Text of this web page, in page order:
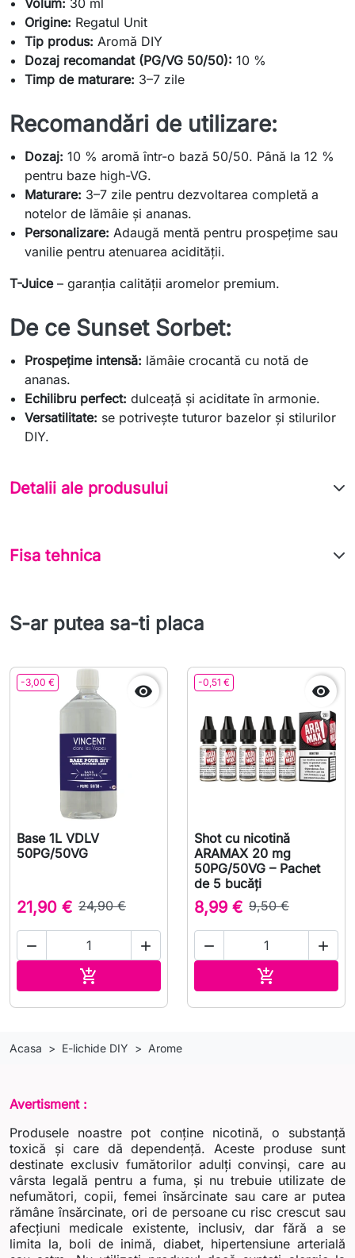
Origine: Regatul Unit
Tip produs: Aromă DIY
Dozaj recomandat (PG/VG 50/50): 10 %
Timp de maturare: 3–7 zile
Recomandări de utilizare:
Dozaj: 10 % aromă într-o bază 50/50. Până la 12 %
pentru baze high-VG.
Maturare: 3–7 zile pentru dezvoltarea completă a
notelor de lămâie și ananas.
Personalizare: Adaugă mentă pentru prospețime sau
vanilie pentru atenuarea acidității.
T-Juice– garanția calității aromelor premium.
De ce Sunset Sorbet:
Prospețime intensă: lămâie crocantă cu notă de
ananas.
Echilibru perfect: dulceață și aciditate în armonie.
Versatilitate: se potrivește tuturor bazelor și stilurilor
DIY.
Detalii ale produsului
Fisa tehnica
S-ar putea sa-ti placa
-3,00 € 
Base 1L VDLV
50PG/50VG
21,90 € 24,90 €
 

-0,51 € 
Shot cu nicotină
ARAMAX 20 mg
50PG/50VG – Pachet
de 5 bucăți
8,99 € 9,50 €
 

Acasa E-lichide DIY Arome
Avertisment :
Produsele noastre pot conține nicotină, o substanță
toxică și care dă dependență. Aceste produse sunt
destinate exclusiv fumătorilor adulți convinși, care au
vârsta legală pentru a fuma, și nu trebuie utilizate de
nefumători, copii, femei însărcinate sau care ar putea
rămâne însărcinate, ori de persoane cu risc crescut sau
afecțiuni medicale existente, inclusiv, dar fără a se
limita la, boli de inimă, diabet, hipertensiune arterială